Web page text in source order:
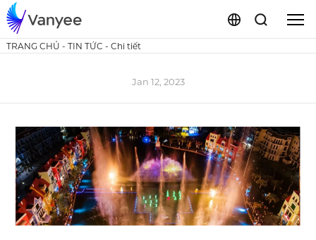
TRANG CHỦ - TIN TỨC - Chi tiết
Jan 12, 2023